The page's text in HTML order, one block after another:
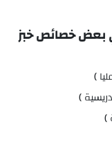
بعض خصائص خبز
)
)
)